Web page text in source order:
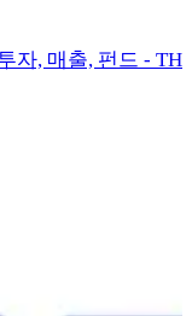
자, 매출, 펀드 -